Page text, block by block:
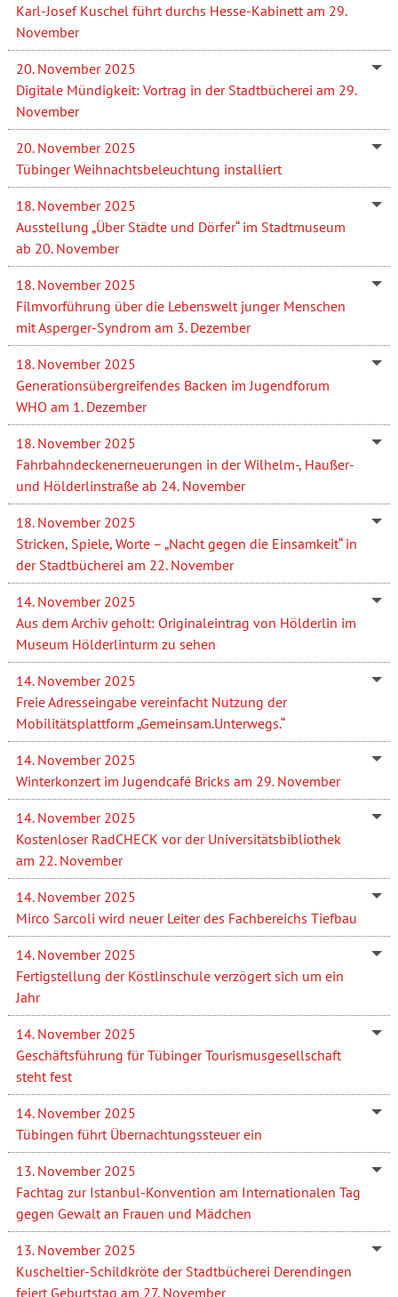
Karl-Josef Kuschel führt durchs Hesse-Kabinett am 29.
November
20. November 2025
Digitale Mündigkeit: Vortrag in der Stadtbücherei am 29.
November
20. November 2025
Tübinger Weihnachtsbeleuchtung installiert
18. November 2025
Ausstellung „Über Städte und Dörfer“ im Stadtmuseum
ab 20. November
18. November 2025
Filmvorführung über die Lebenswelt junger Menschen
mit Asperger-Syndrom am 3. Dezember
18. November 2025
Generationsübergreifendes Backen im Jugendforum
WHO am 1. Dezember
18. November 2025
Fahrbahndeckenerneuerungen in der Wilhelm-, Haußer-
und Hölderlinstraße ab 24. November
18. November 2025
Stricken, Spiele, Worte – „Nacht gegen die Einsamkeit“ in
der Stadtbücherei am 22. November
14. November 2025
Aus dem Archiv geholt: Originaleintrag von Hölderlin im
Museum Hölderlinturm zu sehen
14. November 2025
Freie Adresseingabe vereinfacht Nutzung der
Mobilitätsplattform „Gemeinsam.Unterwegs.“
14. November 2025
Winterkonzert im Jugendcafé Bricks am 29. November
14. November 2025
Kostenloser RadCHECK vor der Universitätsbibliothek
am 22. November
14. November 2025
Mirco Sarcoli wird neuer Leiter des Fachbereichs Tiefbau
14. November 2025
Fertigstellung der Köstlinschule verzögert sich um ein
Jahr
14. November 2025
Geschäftsführung für Tübinger Tourismusgesellschaft
steht fest
14. November 2025
Tübingen führt Übernachtungssteuer ein
13. November 2025
Fachtag zur Istanbul-Konvention am Internationalen Tag
gegen Gewalt an Frauen und Mädchen
13. November 2025
Kuscheltier-Schildkröte der Stadtbücherei Derendingen
feiert Geburtstag am 27. November